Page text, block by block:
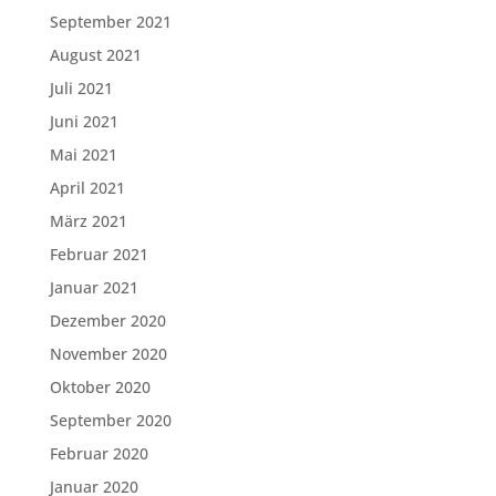
September 2021
August 2021
Juli 2021
Juni 2021
Mai 2021
April 2021
März 2021
Februar 2021
Januar 2021
Dezember 2020
November 2020
Oktober 2020
September 2020
Februar 2020
Januar 2020